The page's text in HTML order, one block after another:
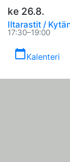
ke 26.8.
Iltarastit /
17:30–19:00
calendar_todayKalenteri